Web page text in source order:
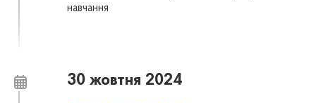
навчання
30 жовтня 2024